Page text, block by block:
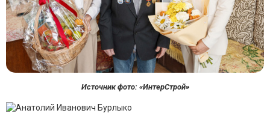
Источник фото: «ИнтерСтрой»